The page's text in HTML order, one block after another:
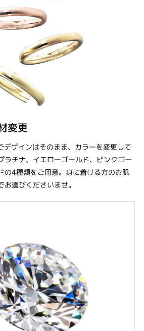
変更
ザインはそのまま、カラーを変更して
ラチナ、イエローゴールド、ピンクゴー
の4種類をご用意。身に着ける方のお肌
選びくださいませ。